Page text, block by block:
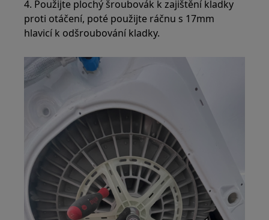
4. Použijte plochý šroubovák k zajištění kladky
proti otáčení, poté použijte ráčnu s 17mm
hlavicí k odšroubování kladky.